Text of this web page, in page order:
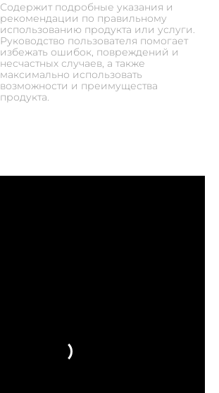
Содержит подробные указания и
рекомендации по правильному
использованию продукта или услуги.
Руководство пользователя помогает
избежать ошибок, повреждений и
несчастных случаев, а также
максимально использовать
возможности и преимущества
продукта.